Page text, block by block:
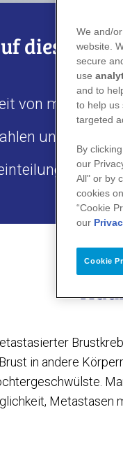
dieser
von
und Fakten
bei
Brust in andere
Metastasen
We and/
website.
secure
use
and to
to help us
targeted
By
our
All" or by
cookies
“Cookie
our
Cookie